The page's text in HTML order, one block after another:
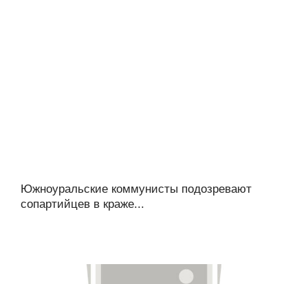
Южноуральские коммунисты подозревают
сопартийцев в краже...